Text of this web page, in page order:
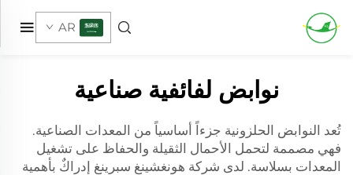
AR
نوابض لفائفية صناعية
تُعد النوابض الحلزونية جزءاً أساسياً من المعدات الصناعية.
فهي مصممة لتحمل الأحمال الثقيلة والحفاظ على تشغيل
المعدات بسلاسة. لدى شركة هونغشينغ سبرينغ إدراكٌ بأهمية